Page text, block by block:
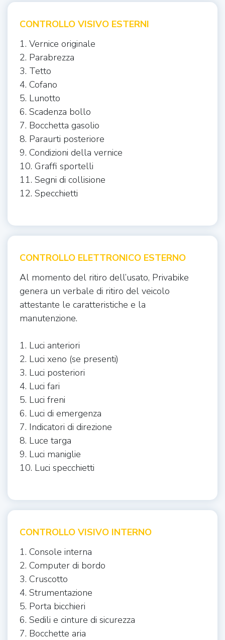
CONTROLLO VISIVO ESTERNI
1. Vernice originale
2. Parabrezza
3. Tetto
4. Cofano
5. Lunotto
6. Scadenza bollo
7. Bocchetta gasolio
8. Paraurti posteriore
9. Condizioni della vernice
10. Graffi sportelli
11. Segni di collisione
12. Specchietti
CONTROLLO ELETTRONICO ESTERNO
Al momento del ritiro dell’usato, Privabike
genera un verbale di ritiro del veicolo
attestante le caratteristiche e la
manutenzione.
1. Luci anteriori
2. Luci xeno (se presenti)
3. Luci posteriori
4. Luci fari
5. Luci freni
6. Luci di emergenza
7. Indicatori di direzione
8. Luce targa
9. Luci maniglie
10. Luci specchietti
CONTROLLO VISIVO INTERNO
1. Console interna
2. Computer di bordo
3. Cruscotto
4. Strumentazione
5. Porta bicchieri
6. Sedili e cinture di sicurezza
7. Bocchette aria